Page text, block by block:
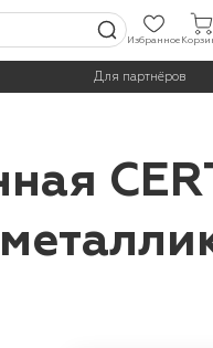
Избранное
Для партнёров